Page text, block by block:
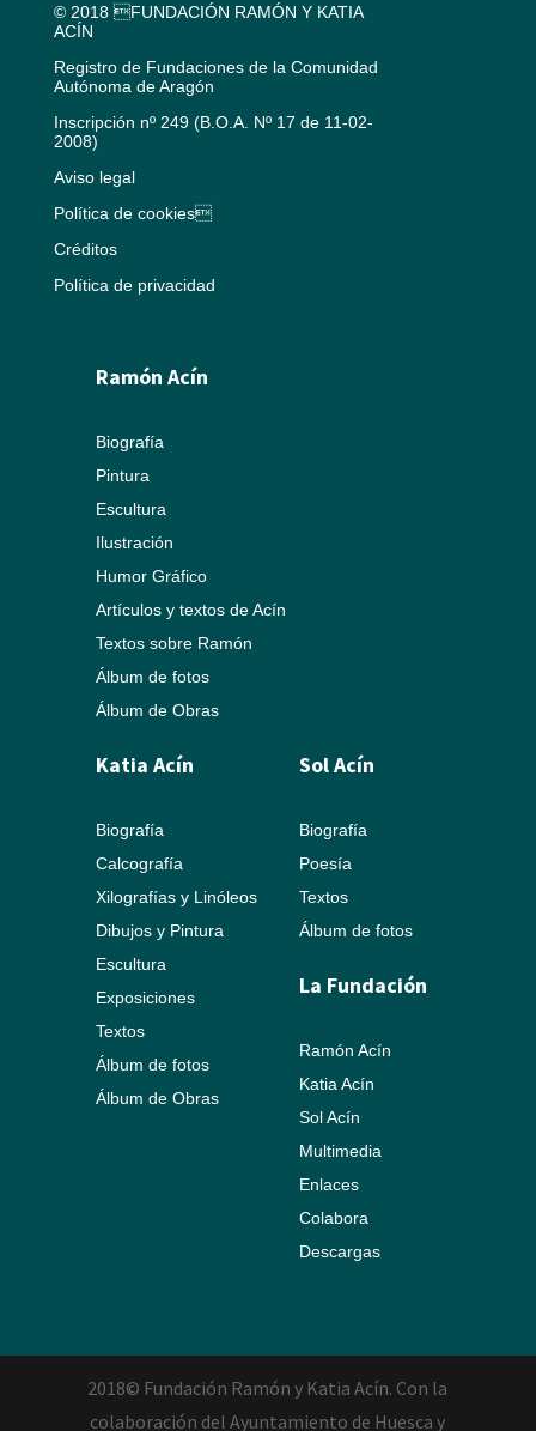
© 2018 FUNDACIÓN RAMÓN Y KATIA
ACÍN
Registro de Fundaciones de la Comunidad
Autónoma de Aragón
Inscripción nº 249 (B.O.A. Nº 17 de 11-02-
2008)
Aviso legal
Política de cookies
Créditos
Política de privacidad
Ramón Acín
Biografía
Pintura
Escultura
Ilustración
Humor Gráfico
Artículos y textos de Acín
Textos sobre Ramón
Álbum de fotos
Álbum de Obras
Katia Acín
Biografía
Calcografía
Xilografías y Linóleos
Dibujos y Pintura
Escultura
Exposiciones
Textos
Álbum de fotos
Álbum de Obras
Sol Acín
Biografía
Poesía
Textos
Álbum de fotos
La Fundación
Ramón Acín
Katia Acín
Sol Acín
Multimedia
Enlaces
Colabora
Descargas
2018© Fundación Ramón y Katia Acín. Con la
colaboración del Ayuntamiento de Huesca y